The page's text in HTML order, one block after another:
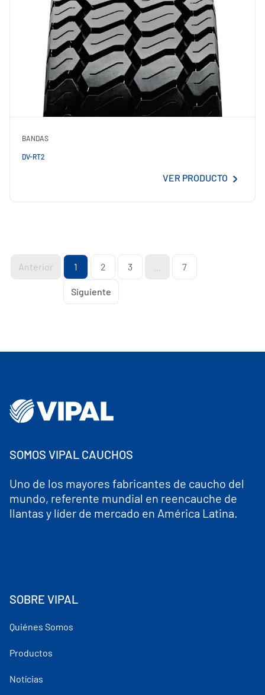
BANDAS
DV-RT2
VER PRODUCTO
Anterior 1 2 3 7
Siguiente
SOMOS VIPAL CAUCHOS
Uno de los mayores fabricantes de caucho del
mundo, referente mundial en reencauche de
llantas y líder de mercado en América Latina.
SOBRE VIPAL
Quiénes Somos
Productos
Notícias